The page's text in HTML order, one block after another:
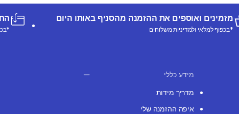
מזמינים ואוספים את ההזמנה מהסניף באותו היום
*בכפוף למלאי ולמדיניות משלוחים
מידע כללי
מדריך מידות
איפה ההזמנה שלי